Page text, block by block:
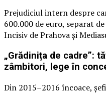
Prejudiciul intern despre
600.000 de euro, separat
Incisiv de Prahova și
„Grădinița de cadre”:
zâmbitori, lege în
Din 2015–2016 încoace,